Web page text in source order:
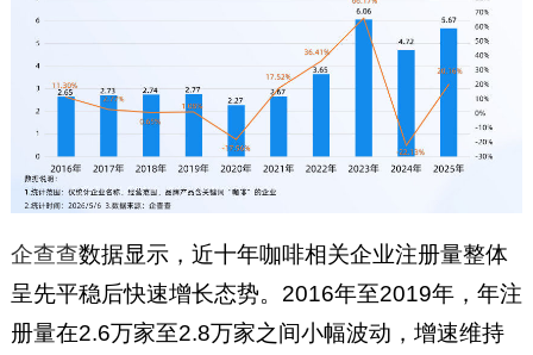
企查查数据显示，近十年咖啡相关企业注册量整体
呈先平稳后快速增长态势。2016年至2019年，年注
册量在2.6万家至2.8万家之间小幅波动，增速维持